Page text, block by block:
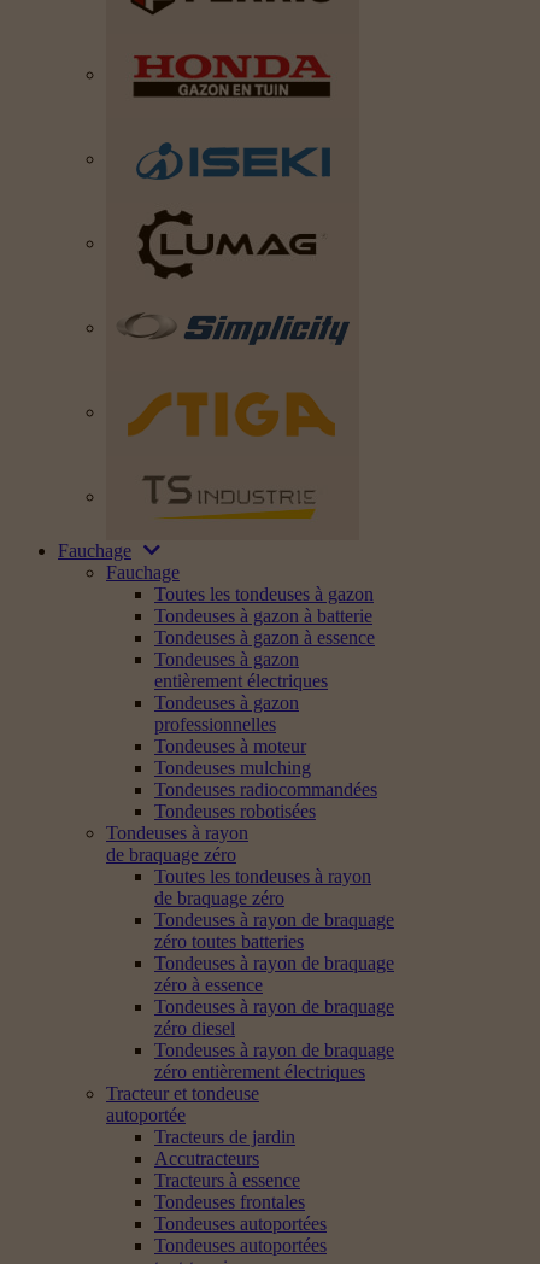
Fauchage
Fauchage
Toutes les tondeuses à gazon
Tondeuses à gazon à batterie
Tondeuses à gazon à essence
Tondeuses à gazon
entièrement électriques
Tondeuses à gazon
professionnelles
Tondeuses à moteur
Tondeuses mulching
Tondeuses radiocommandées
Tondeuses robotisées
Tondeuses à rayon
de braquage zéro
Toutes les tondeuses à rayon
de braquage zéro
Tondeuses à rayon de braquage
zéro toutes batteries
Tondeuses à rayon de braquage
zéro à essence
Tondeuses à rayon de braquage
zéro diesel
Tondeuses à rayon de braquage
zéro entièrement électriques
Tracteur et tondeuse
autoportée
Tracteurs de jardin
Accutracteurs
Tracteurs à essence
Tondeuses frontales
Tondeuses autoportées
Tondeuses autoportées